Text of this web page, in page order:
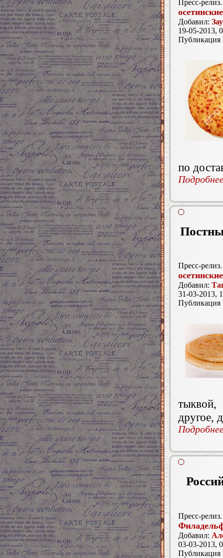
Пресс-релиз.
Добавил:
19-05-2013,
по
Пресс-релиз.
Добавил:
31-03-2013,
другое,
Пресс-релиз.
Добавил:
03-03-2013,